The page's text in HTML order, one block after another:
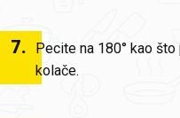
7.
Pecite na 180° kao
kolače.